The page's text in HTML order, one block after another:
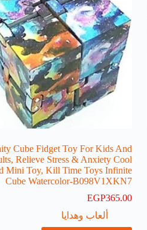
Cube Fidget Toy For Kids And
Relieve Stress & Anxiety Cool
Mini Toy, Kill Time Toys Infinite
Cube Watercolor-B098V1XKN7
EGP365.00
ألعاب وهدايا